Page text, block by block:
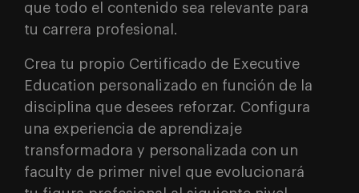
que todo el contenido sea relevante para
tu carrera profesional.
Crea tu propio Certificado de Executive
Education personalizado en función de la
disciplina que desees reforzar. Configura
una experiencia de aprendizaje
transformadora y personalizada con un
faculty de primer nivel que evolucionará